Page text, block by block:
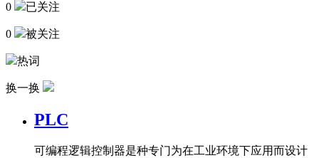
0 已关注
0 被关注
热词
换一换
PLC
可编程逻辑控制器是种专门为在工业环境下应用而设计